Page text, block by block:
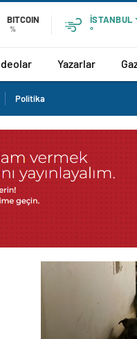
BITCOIN
%
İSTANBUL
°
Yazarlar
Politika